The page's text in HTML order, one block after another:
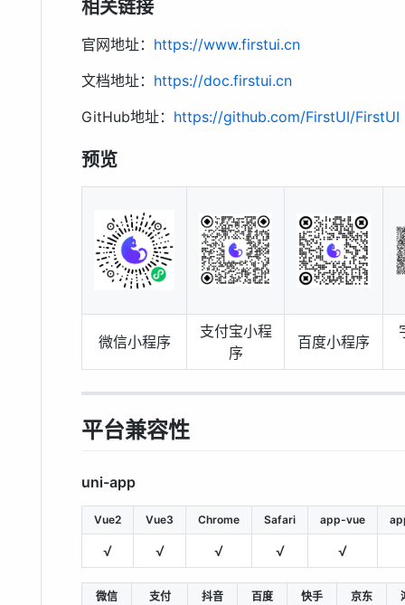
相关链接
官网地址： https://www.firstui.cn
文档地址： https://doc.firstui.cn
GitHub地址： https://github.com/FirstUI/FirstUI
预览
微信小程序
支付宝小程
序
百度小程序
平台兼容性
uni-app
Vue2 Vue3 Chrome Safari app-vue
√ √ √ √ √
微信
支付
抖音
百度
快手
京东